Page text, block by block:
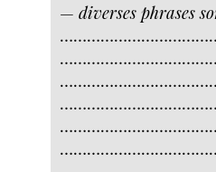
— diverses phrases